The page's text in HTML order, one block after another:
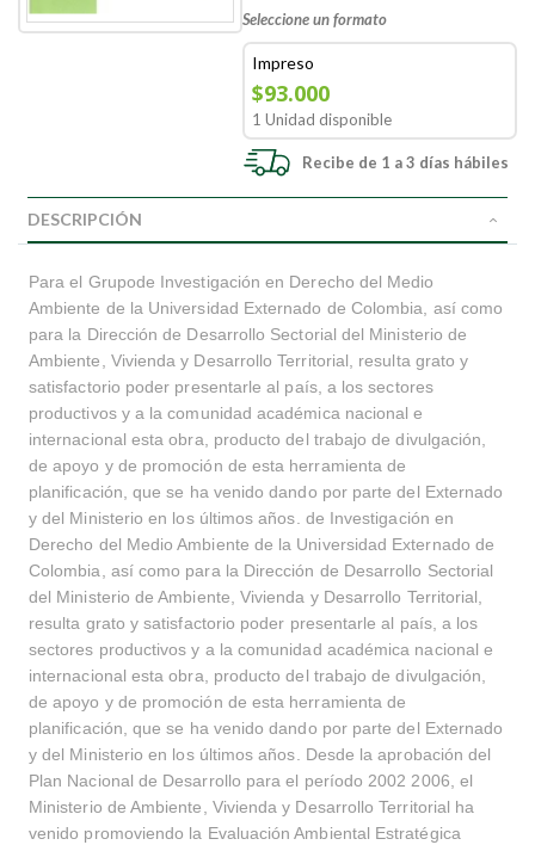
Seleccione un formato
Impreso
$93.000
1 Unidad disponible
Recibe de 1 a 3 días hábiles
DESCRIPCIÓN
Para el Grupode Investigación en Derecho del Medio
Ambiente de la Universidad Externado de Colombia, así como
para la Dirección de Desarrollo Sectorial del Ministerio de
Ambiente, Vivienda y Desarrollo Territorial, resulta grato y
satisfactorio poder presentarle al país, a los sectores
productivos y a la comunidad académica nacional e
internacional esta obra, producto del trabajo de divulgación,
de apoyo y de promoción de esta herramienta de
planificación, que se ha venido dando por parte del Externado
y del Ministerio en los últimos años. de Investigación en
Derecho del Medio Ambiente de la Universidad Externado de
Colombia, así como para la Dirección de Desarrollo Sectorial
del Ministerio de Ambiente, Vivienda y Desarrollo Territorial,
resulta grato y satisfactorio poder presentarle al país, a los
sectores productivos y a la comunidad académica nacional e
internacional esta obra, producto del trabajo de divulgación,
de apoyo y de promoción de esta herramienta de
planificación, que se ha venido dando por parte del Externado
y del Ministerio en los últimos años. Desde la aprobación del
Plan Nacional de Desarrollo para el período 2002 2006, el
Ministerio de Ambiente, Vivienda y Desarrollo Territorial ha
venido promoviendo la Evaluación Ambiental Estratégica